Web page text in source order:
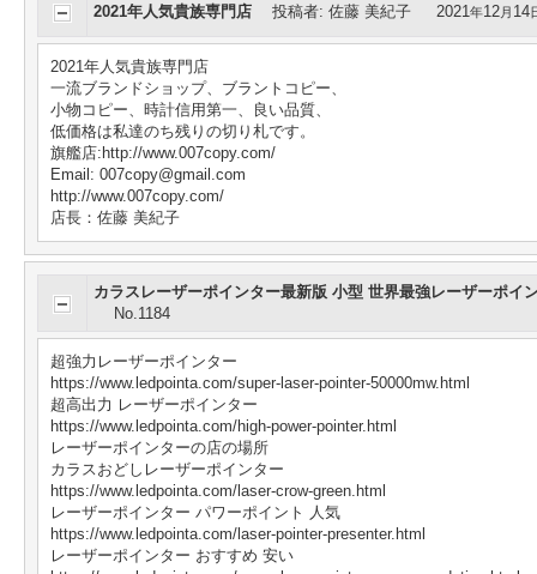
2021年人気貴族専門店 投稿者: 佐藤 美紀子 2021年12月 14
2021年人気貴族専門店
一流ブランドショップ、ブラントコピー、
小物コピー、時計信用第一、良い品質、
低価格は私達のち残りの切り札です。
旗艦店:http://www.007copy.com/
Email: 007copy@gmail.com
http://www.007copy.com/
店長：佐藤 美紀子
カラスレーザーポインター最新版 小型 世界最強レーザーポイ
No.1184
超強力レーザーポインター
https://www.ledpointa.com/super-laser-pointer-50000mw.html
超高出力 レーザーポインター
https://www.ledpointa.com/high-power-pointer.html
レーザーポインターの店の場所
カラスおどしレーザーポインター
https://www.ledpointa.com/laser-crow-green.html
レーザーポインター パワーポイント 人気
https://www.ledpointa.com/laser-pointer-presenter.html
レーザーポインター おすすめ 安い